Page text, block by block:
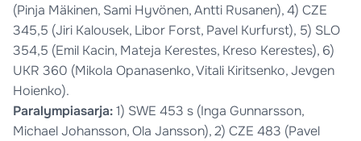
(Pinja Mäkinen, Sami Hyvönen, Antti Rusanen), 4) CZE
345,5 (Jiri Kalousek, Libor Forst, Pavel Kurfurst), 5) SLO
354,5 (Emil Kacin, Mateja Kerestes, Kreso Kerestes), 6)
UKR 360 (Mikola Opanasenko, Vitali Kiritsenko, Jevgen
Hoienko).
Paralympiasarja:1) SWE 453 s (Inga Gunnarsson,
Michael Johansson, Ola Jansson), 2) CZE 483 (Pavel